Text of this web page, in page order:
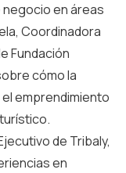
en áreas
Coordinadora
Fundación
cómo la
emprendimiento
de Tribaly,
en